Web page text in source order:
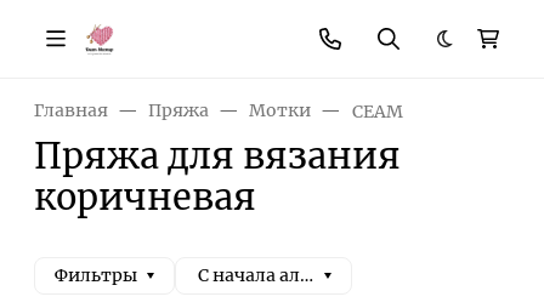
Темная
Главная Пряжа Мотки СЕАМ
Пряжа для вязания
коричневая
Фильтры С начала алфавита